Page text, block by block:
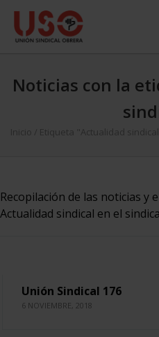
Noticias con la
Inicio Etiqueta "Actualidad sindical"
Recopilación de las noticias y
Actualidad sindical en el
Unión Sindical 176
6 NOVIEMBRE, 2018